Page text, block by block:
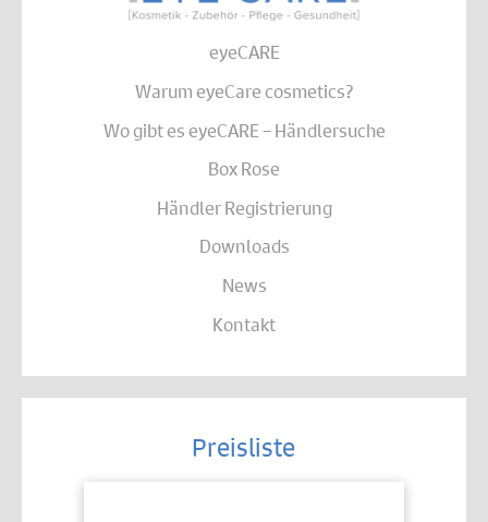
eyeCARE
Warum eyeCare cosmetics?
Wo gibt es eyeCARE – Händlersuche
Box Rose
Händler Registrierung
Downloads
News
Kontakt
Preisliste